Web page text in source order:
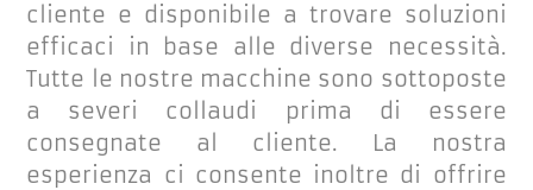
cliente e disponibile a trovare soluzioni
efficaci in base alle diverse necessità.
Tutte le nostre macchine sono sottoposte
a severi collaudi prima di essere
consegnate al cliente. La nostra
esperienza ci consente inoltre di offrire